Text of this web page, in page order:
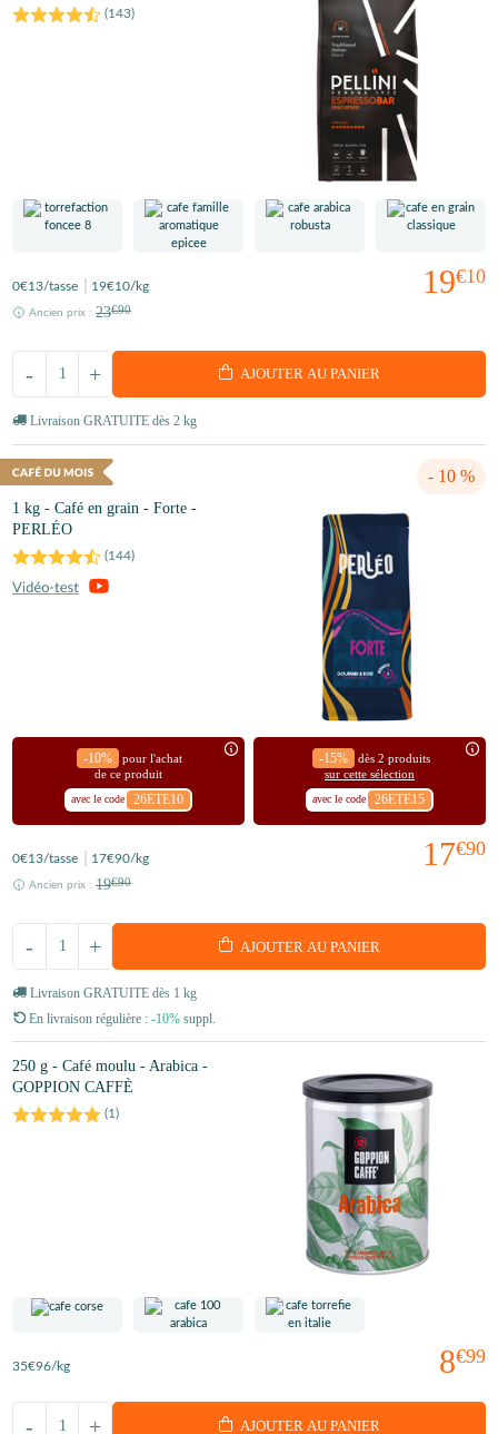
(143)
19€10
0€13/tasse 19€10/kg
Ancien prix : 23€90
+
- AJOUTER AU PANIER
Livraison GRATUITE dès 2 kg
- 10 %
1 kg - Café en grain - Forte -
PERLÉO
(144)
-10%
pour l'achat
de ce produit
avec le code 26ETE10
-15%
dès 2 produits
sur cette sélection
avec le code 26ETE15
17€90
0€13/tasse 17€90/kg
Ancien prix : 19€90
+
- AJOUTER AU PANIER
Livraison GRATUITE dès 1 kg
En livraison régulière : -10% suppl.
250 g - Café moulu - Arabica -
GOPPION CAFFÈ
(1)
8€99
35€96/kg
+
- AJOUTER AU PANIER